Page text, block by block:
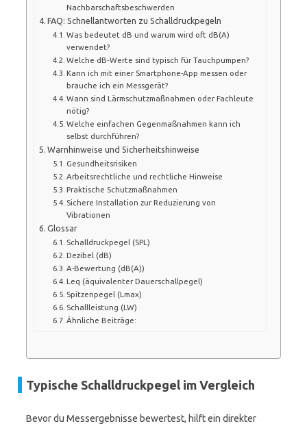
Nachbarschaftsbeschwerden
FAQ: Schnellantworten zu Schalldruckpegeln
Was bedeutet dB und warum wird oft dB(A)
verwendet?
Welche dB‑Werte sind typisch für Tauchpumpen?
Kann ich mit einer Smartphone-App messen oder
brauche ich ein Messgerät?
Wann sind Lärmschutzmaßnahmen oder Fachleute
nötig?
Welche einfachen Gegenmaßnahmen kann ich
selbst durchführen?
Warnhinweise und Sicherheitshinweise
Gesundheitsrisiken
Arbeitsrechtliche und rechtliche Hinweise
Praktische Schutzmaßnahmen
Sichere Installation zur Reduzierung von
Vibrationen
Glossar
Schalldruckpegel (SPL)
Dezibel (dB)
A-Bewertung (dB(A))
Leq (äquivalenter Dauerschallpegel)
Spitzenpegel (Lmax)
Schallleistung (LW)
Ähnliche Beiträge:
Typische Schalldruckpegel im Vergleich
Bevor du Messergebnisse bewertest, hilft ein direkter